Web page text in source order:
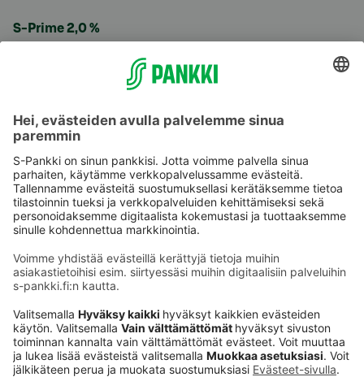
S-Prime 2,0 %
Käyttöehdot
Saavutettavuusseloste
Evästeet
Verkkopalvelujen käytön edellytykset